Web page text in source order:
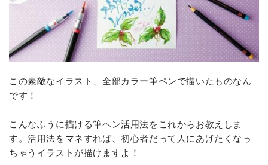
この素敵なイラスト、全部カラー筆ペンで描いたものなん
です！
こんなふうに描ける筆ペン活用法をこれからお教えしま
す。活用法をマネすれば、初心者だって人にあげたくなっ
ちゃうイラストが描けますよ！